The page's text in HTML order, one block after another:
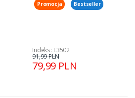
Promocja Bestseller
Indeks: E3502
79,99 PLN
91,99 PLN